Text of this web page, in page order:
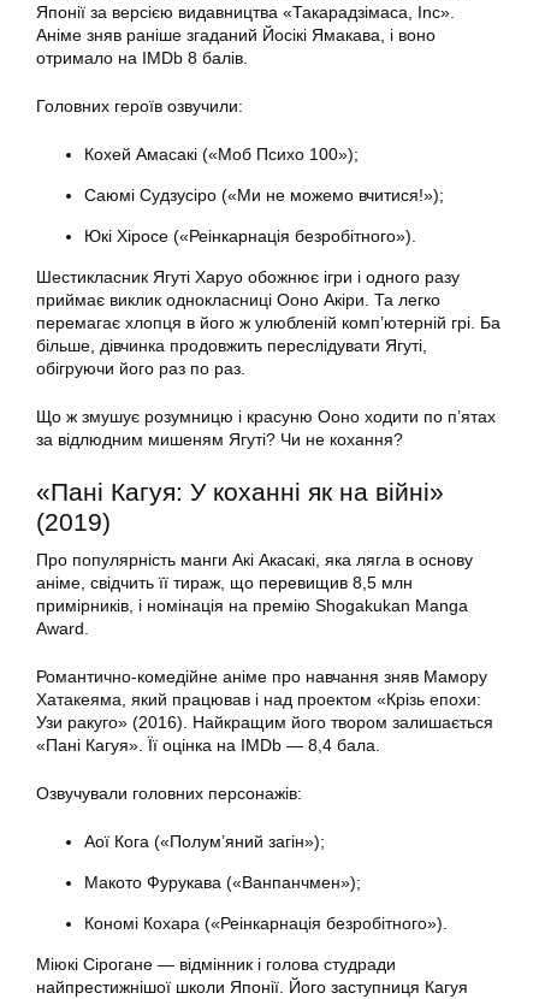
Японії за версією видавництва «Такарадзімаса, Inc».
Аніме зняв раніше згаданий Йосікі Ямакава, і воно
отримало на IMDb 8 балів.
Головних героїв озвучили:
Кохей Амасакі («Моб Психо 100»);
Саюмі Судзусіро («Ми не можемо вчитися!»);
Юкі Хіросе («Реінкарнація безробітного»).
Шестикласник Ягуті Харуо обожнює ігри і одного разу
приймає виклик однокласниці Ооно Акіри. Та легко
перемагає хлопця в його ж улюбленій комп’ютерній грі. Ба
більше, дівчинка продовжить переслідувати Ягуті,
обігруючи його раз по раз.
Що ж змушує розумницю і красуню Ооно ходити по п’ятах
за відлюдним мишеням Ягуті? Чи не кохання?
«Пані Кагуя: У коханні як на війні»
(2019)
Про популярність манги Акі Акасакі, яка лягла в основу
аніме, свідчить її тираж, що перевищив 8,5 млн
примірників, і номінація на премію Shogakukan Manga
Award.
Романтично-комедійне аніме про навчання зняв Мамору
Хатакеяма, який працював і над проектом «Крізь епохи:
Узи ракуго» (2016). Найкращим його твором залишається
«Пані Кагуя». Її оцінка на IMDb — 8,4 бала.
Озвучували головних персонажів:
Аої Кога («Полум’яний загін»);
Макото Фурукава («Ванпанчмен»);
Кономі Кохара («Реінкарнація безробітного»).
Міюкі Сірогане — відмінник і голова студради
найпрестижнішої школи Японії. Його заступниця Кагуя